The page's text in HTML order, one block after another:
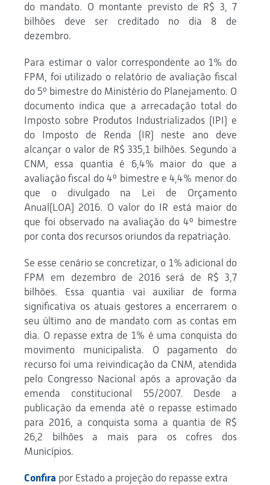
do mandato. O montante previsto de R$ 3, 7
bilhões deve ser creditado no dia 8 de
dezembro.
Para estimar o valor correspondente ao 1% do
FPM, foi utilizado o relatório de avaliação fiscal
do 5º bimestre do Ministério do Planejamento. O
documento indica que a arrecadação total do
Imposto sobre Produtos Industrializados (IPI) e
do Imposto de Renda (IR) neste ano deve
alcançar o valor de R$ 335,1 bilhões. Segundo a
CNM, essa quantia é 6,4% maior do que a
avaliação fiscal do 4º bimestre e 4,4% menor do
que o divulgado na Lei de Orçamento
Anual(LOA) 2016. O valor do IR está maior do
que foi observado na avaliação do 4º bimestre
por conta dos recursos oriundos da repatriação.
Se esse cenário se concretizar, o 1% adicional do
FPM em dezembro de 2016 será de R$ 3,7
bilhões. Essa quantia vai auxiliar de forma
significativa os atuais gestores a encerrarem o
seu último ano de mandato com as contas em
dia. O repasse extra de 1% é uma conquista do
movimento municipalista. O pagamento do
recurso foi uma reivindicação da CNM, atendida
pelo Congresso Nacional após a aprovação da
emenda constitucional 55/2007. Desde a
publicação da emenda até o repasse estimado
para 2016, a conquista soma a quantia de R$
26,2 bilhões a mais para os cofres dos
Municípios.
Confira por Estado a projeção do repasse extra